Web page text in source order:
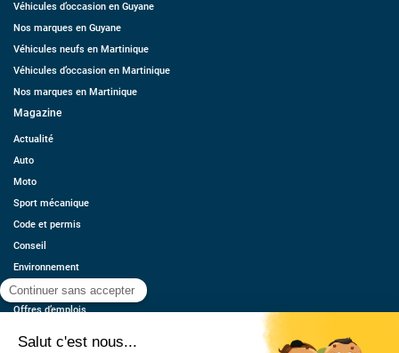
Véhicules d’occasion en Guyane
Nos marques en Guyane
Véhicules neufs en Martinique
Véhicules d’occasion en Martinique
Nos marques en Martinique
Magazine
Actualité
Auto
Moto
Sport mécanique
Code et permis
Conseil
Environnement
Économie
Offres d’emplois